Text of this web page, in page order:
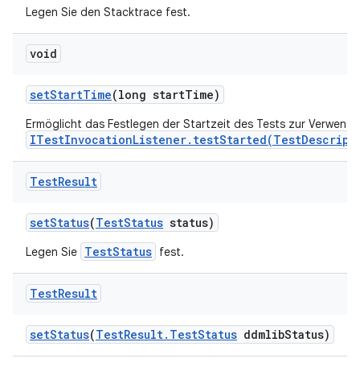
Legen Sie den Stacktrace fest.
void
setStartTime(long startTime)
Ermöglicht das Festlegen der Startzeit des Tests zur
TestResult
setStatus(TestStatus status)
Legen Sie TestStatus fest.
TestResult
setStatus(TestResult. TestStatus ddmlibStatus)